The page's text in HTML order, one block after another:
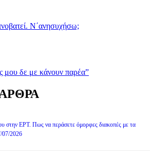
Ν΄ανησυχήσω;
μου δε με κάνουν παρέα”
στην ΕΡΤ. Πως να περάσετε όμορφες διακοπές με τα
07/2026